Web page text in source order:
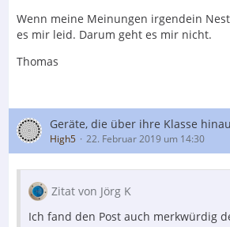
Wenn meine Meinungen irgendein
es mir leid. Darum geht es mir nicht.
Thomas
Geräte, die über ihre Klasse
High5 22. Februar 2019 um 14:30
Zitat von Jörg K
Ich fand den Post auch merkwürdig